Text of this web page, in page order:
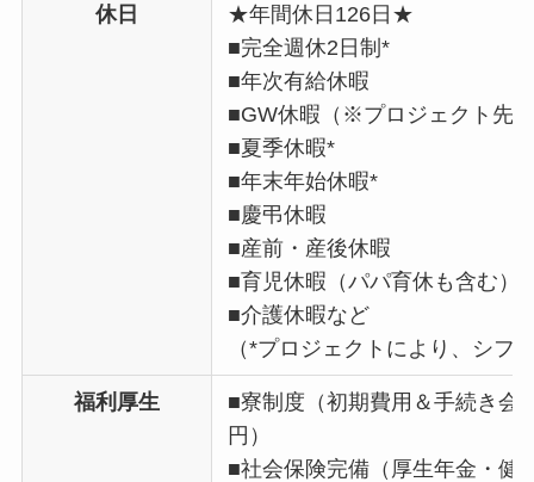
休日
★年間休日126日★
■完全週休2日制*
■年次有給休暇
■GW休暇（※プロジェクト先
■夏季休暇*
■年末年始休暇*
■慶弔休暇
■産前・産後休暇
■育児休暇（パパ育休も含む）
■介護休暇など
（*プロジェクトにより、シフ
福利厚生
■寮制度（初期費用＆手続き会
円）
■社会保険完備（厚生年金・健